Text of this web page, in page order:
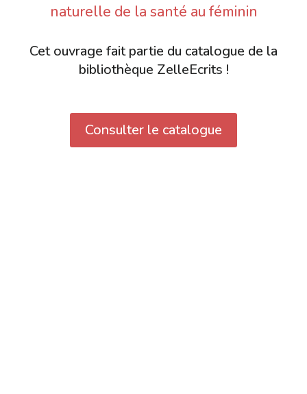
naturelle de la santé au féminin
Cet ouvrage fait partie du catalogue de la
bibliothèque ZelleEcrits !
Consulter le catalogue